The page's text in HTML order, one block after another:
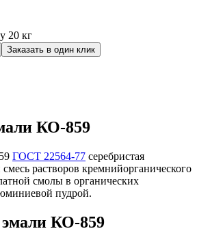
20 кг
Заказать в один клик
КО-859
ГОСТ 22564-77 серебристая
смесь растворов кремнийорганического
смолы в органических
пудрой.
КО-859